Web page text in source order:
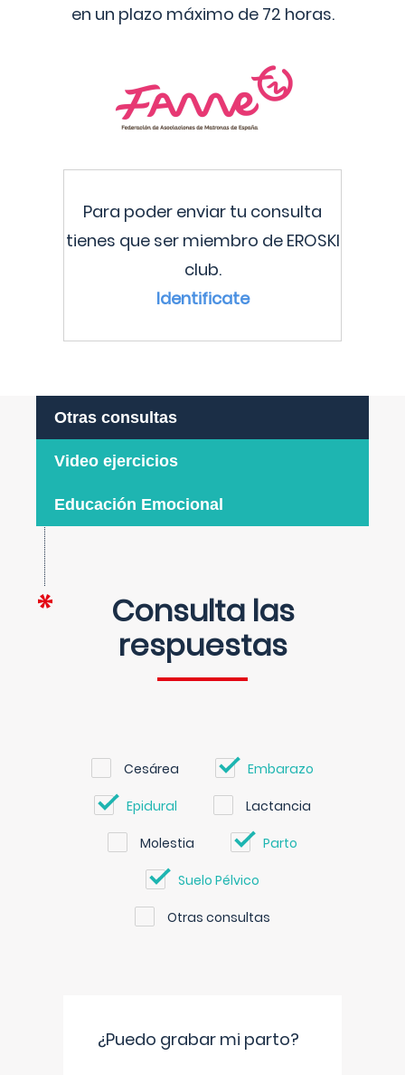
en un plazo máximo de 72 horas.
Para poder enviar tu consulta
tienes que ser miembro de EROSKI
club.
Identificate
Otras consultas
Video ejercicios
Educación Emocional
Consulta las
respuestas
Cesárea Embarazo
Epidural Lactancia
Molestia Parto
Suelo Pélvico
Otras consultas
¿Puedo grabar mi parto?